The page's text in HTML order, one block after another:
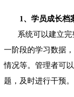
1、学员成长档
系统可以建立完
一阶段的学习数据
情况等。管理者可
题，及时进行干预。